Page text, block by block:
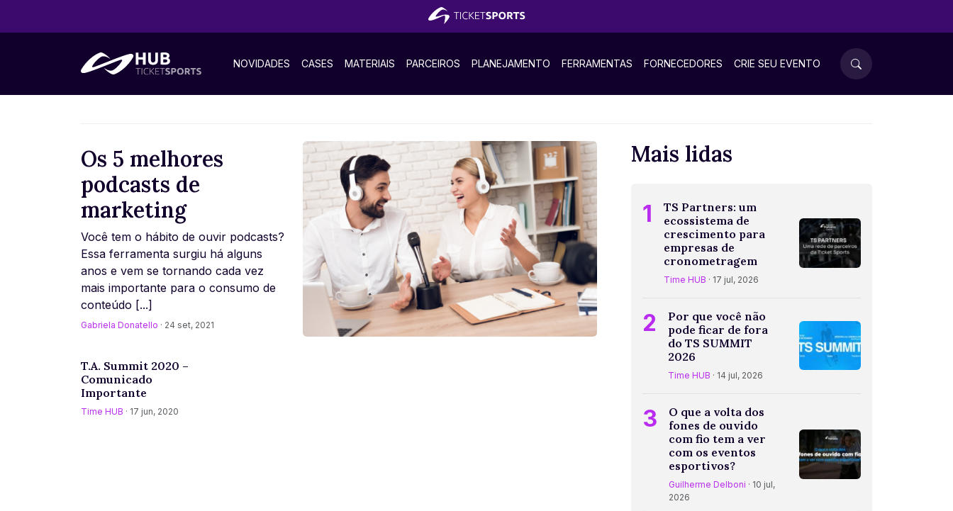
NOVIDADES CASES MATERIAIS PARCEIROS PLANEJAMENTO FERRAMENTAS FORNECEDORES CRIE SEU EVENTO
Os 5 melhores
podcasts de
marketing
Você tem o hábito de ouvir podcasts?
Essa ferramenta surgiu há alguns
anos e vem se tornando cada vez
mais importante para o consumo de
conteúdo [...]
Gabriela Donatello · 24 set, 2021
T.A. Summit 2020 –
Comunicado
Importante
Time HUB · 17 jun, 2020
Mais lidas
1
TS Partners: um
ecossistema de
crescimento para
empresas de
cronometragem
Time HUB · 17 jul, 2026
2
Por que você não
pode ficar de fora
do TS SUMMIT
2026
Time HUB · 14 jul, 2026
3
O que a volta dos
fones de ouvido
com fio tem a ver
com os eventos
esportivos?
Guilherme Delboni · 10 jul,
2026